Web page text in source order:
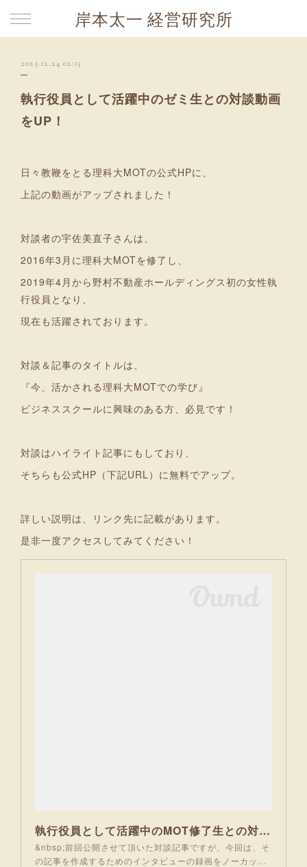
岸本太一 経営研究所
2023.12.24 02:15
執行役員として活躍中のゼミ生との対談動画
をUP！
日々教鞭をとる理科大MOTの公式HPに、
上記の動画がアップされました！
対談者の宇佐美直子さんは、
2016年3月に理科大MOTを修了し、
2019年4月から野村不動産ホールディングス初の女性執
行役員となり、
現在も活躍されております。
対談＆記事のタイトルは、
『今、活かされる理科大MOTでの学び』
ビジネススクールに興味のある方、必見です！
対談はハイライト記事にもしており、
そちらも公式HP（下記URL）に無料でアップ。
詳しい説明は、リンク先に記載があります。
是非一度アクセスしてみてください！
執行役員として活躍中のMOT修了生との対談 Part2 動画編 | 東京理科大学 大学院 経営学研究科 技術経営専攻（MOT）
&nbsp;前回公開させて頂いた対談記事ですが、今回は、そ
の記事を作成するためのインタビューの録画をノーカッ…